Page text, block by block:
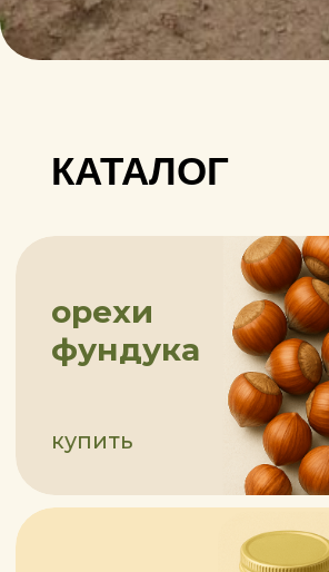
НАЧНИТЕ СВОЙ ПУТЬ:
— значит
урожай, доход и
на десятилетия вперёд